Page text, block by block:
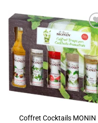
ADD TO
WISHLIST
Coffret Cocktails MONIN